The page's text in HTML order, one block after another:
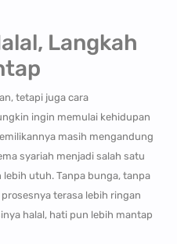
Langkah
tetapi juga cara
ingin memulai kehidupan
masih mengandung
syariah menjadi salah satu
utuh. Tanpa bunga, tanpa
terasa lebih ringan
halal, hati pun lebih mantap